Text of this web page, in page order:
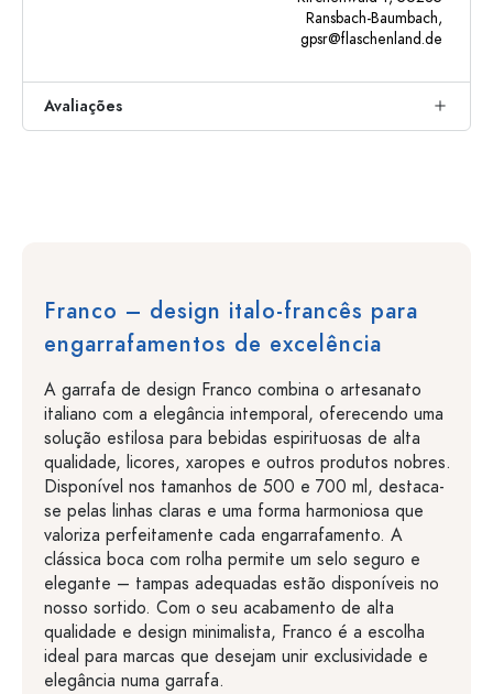
Ransbach-Baumbach,
gpsr@flaschenland.de
Avaliações
Franco – design italo-francês para
engarrafamentos de excelência
A garrafa de design Franco combina o artesanato
italiano com a elegância intemporal, oferecendo uma
solução estilosa para bebidas espirituosas de alta
qualidade, licores, xaropes e outros produtos nobres.
Disponível nos tamanhos de 500 e 700 ml, destaca-
se pelas linhas claras e uma forma harmoniosa que
valoriza perfeitamente cada engarrafamento. A
clássica boca com rolha permite um selo seguro e
elegante – tampas adequadas estão disponíveis no
nosso sortido. Com o seu acabamento de alta
qualidade e design minimalista, Franco é a escolha
ideal para marcas que desejam unir exclusividade e
elegância numa garrafa.